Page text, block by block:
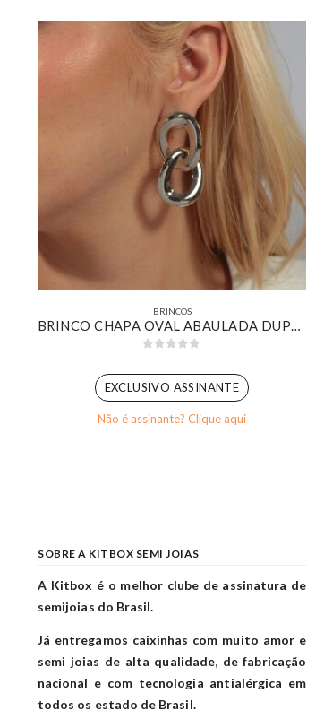
BRINCOS
BRINCO CHAPA OVAL ABAULADA DUPLA BANHADO EM OURO BRANCO
EXCLUSIVO ASSINANTE
Não é assinante? Clique aqui
SOBRE A KITBOX SEMI JOIAS
A Kitbox é o melhor clube de assinatura de
semijoias do Brasil.
Já entregamos caixinhas com muito amor e
semi joias de alta qualidade, de fabricação
nacional e com tecnologia antialérgica em
todos os estado de Brasil.